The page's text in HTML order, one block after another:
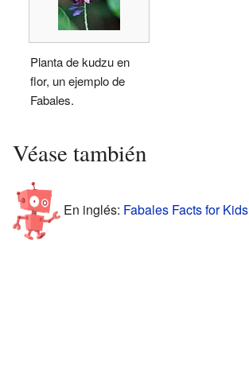
Planta de kudzu en
flor, un ejemplo de
Fabales.
Véase también
En inglés: Fabales Facts for Kids